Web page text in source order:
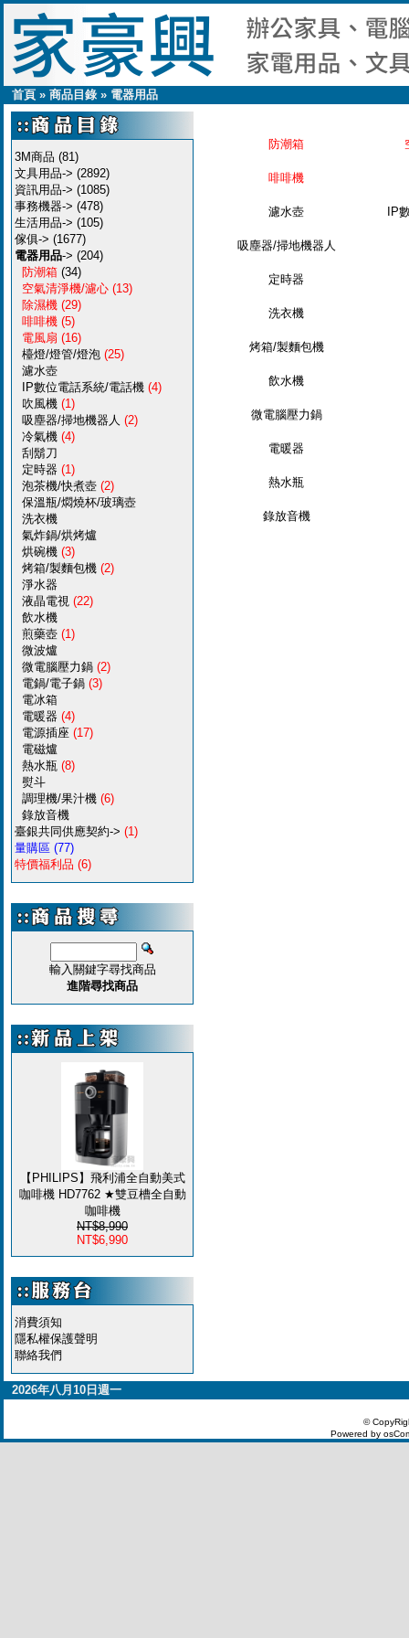
首頁 » 商品目錄» 電器用品
3M商品 (81)
文具用品-> (2892)
資訊用品-> (1085)
事務機器-> (478)
生活用品-> (105)
傢俱-> (1677)
電器用品-> (204)
防潮箱 (34)
空氣清淨機/濾心 (13)
除濕機 (29)
啡啡機 (5)
電風扇 (16)
檯燈/燈管/燈泡 (25)
濾水壺
IP數位電話系統/電話機 (4)
吹風機 (1)
吸塵器/掃地機器人 (2)
冷氣機 (4)
刮鬍刀
定時器 (1)
泡茶機/快煮壺 (2)
保溫瓶/燜燒杯/玻璃壺
洗衣機
氣炸鍋/烘烤爐
烘碗機 (3)
烤箱/製麵包機 (2)
淨水器
液晶電視 (22)
飲水機
煎藥壺 (1)
微波爐
微電腦壓力鍋 (2)
電鍋/電子鍋 (3)
電冰箱
電暖器 (4)
電源插座 (17)
電磁爐
熱水瓶 (8)
熨斗
調理機/果汁機 (6)
錄放音機
臺銀共同供應契約-> (1)
量購區 (77)
特價福利品 (6)
輸入關鍵字尋找商品
進階尋找商品
【PHILIPS】飛利浦全自動美式
咖啡機 HD7762 ★雙豆槽全自動
咖啡機
NT$8,990
NT$6,990
消費須知
隱私權保護聲明
聯絡我們
防潮箱
啡啡機
濾水壺 IP
吸塵器/掃地機器人
定時器
洗衣機
烤箱/製麵包機
飲水機
微電腦壓力鍋
電暖器
熱水瓶
錄放音機
2026年八月10日週一
©
Powered by